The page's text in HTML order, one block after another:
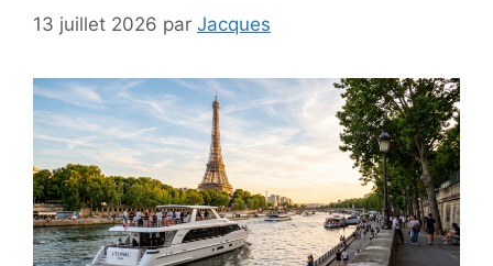
13 juillet 2026 par Jacques